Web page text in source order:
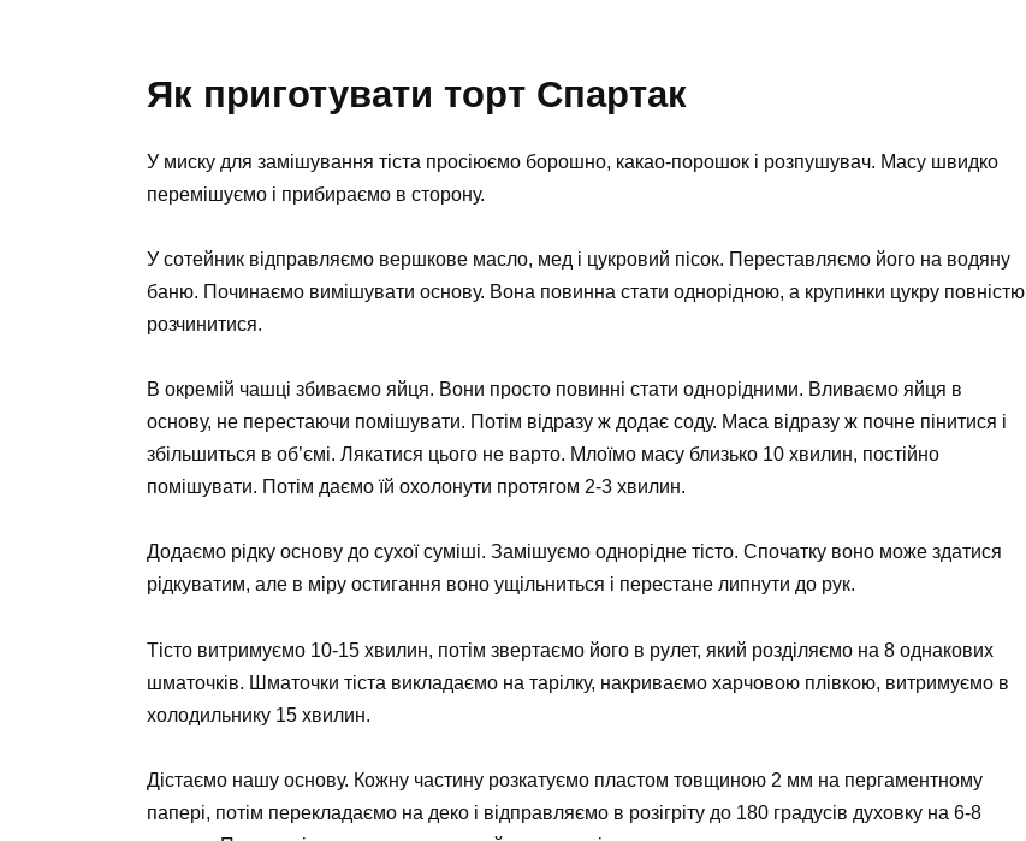
Як приготувати торт Спартак
У миску для замішування тіста просіюємо борошно, какао-порошок і розпушувач. Масу швидко
перемішуємо і прибираємо в сторону.
У сотейник відправляємо вершкове масло, мед і цукровий пісок. Переставляємо його на водяну
баню. Починаємо вимішувати основу. Вона повинна стати однорідною, а крупинки цукру повністю
розчинитися.
В окремій чашці збиваємо яйця. Вони просто повинні стати однорідними. Вливаємо яйця в
основу, не перестаючи помішувати. Потім відразу ж додає соду. Маса відразу ж почне пінитися і
збільшиться в об’ємі. Лякатися цього не варто. Млоїмо масу близько 10 хвилин, постійно
помішувати. Потім даємо їй охолонути протягом 2-3 хвилин.
Додаємо рідку основу до сухої суміші. Замішуємо однорідне тісто. Спочатку воно може здатися
рідкуватим, але в міру остигання воно ущільниться і перестане липнути до рук.
Тісто витримуємо 10-15 хвилин, потім звертаємо його в рулет, який розділяємо на 8 однакових
шматочків. Шматочки тіста викладаємо на тарілку, накриваємо харчовою плівкою, витримуємо в
холодильнику 15 хвилин.
Дістаємо нашу основу. Кожну частину розкатуємо пластом товщиною 2 мм на пергаментному
папері, потім перекладаємо на деко і відправляємо в розігріту до 180 градусів духовку на 6-8